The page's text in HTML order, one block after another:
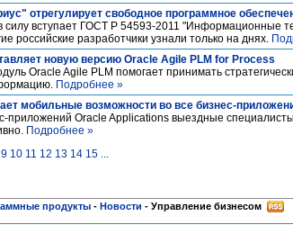
отрегулирует свободное программное
силу вступает ГОСТ Р 54593-2011 "Информационные
российские разработчики узнали только на днях.
новую версию Oracle Agile PLM for Process
Oracle Agile PLM помогает принимать
Подробнее »
мобильные возможности во все бизнес-
Oracle Applications выездные
Подробнее »
9 10 11 12 13 14 15 ...
продукты - Новости - Управление бизнесом